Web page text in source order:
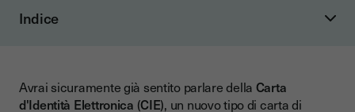
Indice
Cosa serve per fare la carta d'identità elettronica e come
ottenerla?
Avrai sicuramente già sentito parlare della Carta
d'Identità Elettronica (CIE), un nuovo tipo di carta di